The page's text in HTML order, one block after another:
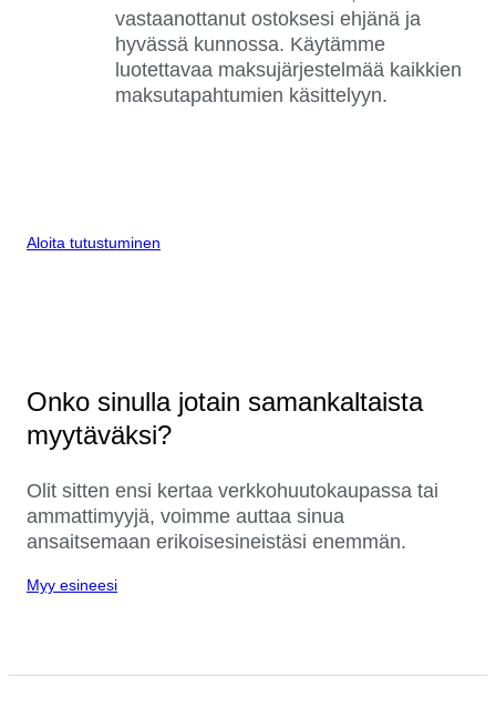
vastaanottanut ostoksesi ehjänä ja
hyvässä kunnossa. Käytämme
luotettavaa maksujärjestelmää kaikkien
maksutapahtumien käsittelyyn.
Aloita tutustuminen
Onko sinulla jotain samankaltaista
myytäväksi?
Olit sitten ensi kertaa verkkohuutokaupassa tai
ammattimyyjä, voimme auttaa sinua
ansaitsemaan erikoisesineistäsi enemmän.
Myy esineesi